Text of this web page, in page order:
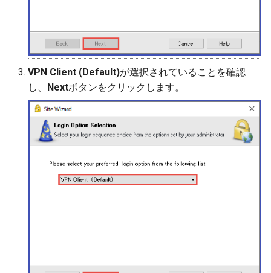
VPN Client (Default)が選択されていることを確認
し、
Nextボタンをクリックします。